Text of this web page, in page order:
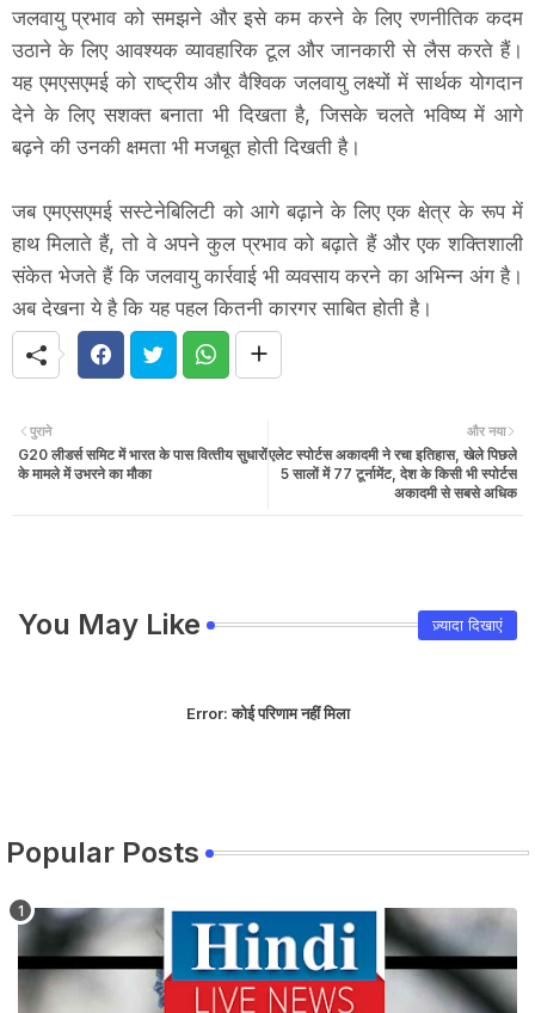
जलवायु प्रभाव को समझने और इसे कम करने के लिए रणनीतिक कदम
उठाने के लिए आवश्यक व्यावहारिक टूल और जानकारी से लैस करते हैं।
यह एमएसएमई को राष्ट्रीय और वैश्विक जलवायु लक्ष्यों में सार्थक योगदान
देने के लिए सशक्त बनाता भी दिखता है, जिसके चलते भविष्य में आगे
बढ़ने की उनकी क्षमता भी मजबूत होती दिखती है।
जब एमएसएमई सस्टेनेबिलिटी को आगे बढ़ाने के लिए एक क्षेत्र के रूप में
हाथ मिलाते हैं, तो वे अपने कुल प्रभाव को बढ़ाते हैं और एक शक्तिशाली
संकेत भेजते हैं कि जलवायु कार्रवाई भी व्यवसाय करने का अभिन्न अंग है।
अब देखना ये है कि यह पहल कितनी कारगर साबित होती है।
और नया
एलेट स्पोर्टस अकादमी ने रचा इतिहास, खेले पिछले
5 सालों में 77 टूर्नामेंट, देश के किसी भी स्पोर्टस
अकादमी से सबसे अधिक
पुराने
G20 लीडर्स समिट में भारत के पास वित्‍तीय सुधारों
के मामले में उभरने का मौका
You May Like ज़्यादा दिखाएं
Error:कोई परिणाम नहीं मिला
Popular Posts